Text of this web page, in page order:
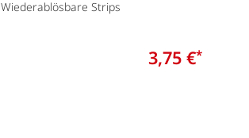
Wiederablösbare Strips
3,75 €*